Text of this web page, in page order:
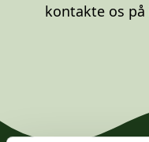
kontakte os på